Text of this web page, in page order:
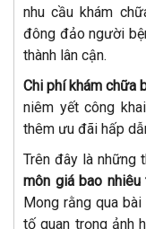
nhu cầu khám
đông đảo người
thành lân cận.
Chi phí khám chữa
niêm yết công
thêm ưu đãi hấp
Trên đây là những
môn giá bao nhiêu
Mong rằng qua
tố quan trọng ảnh